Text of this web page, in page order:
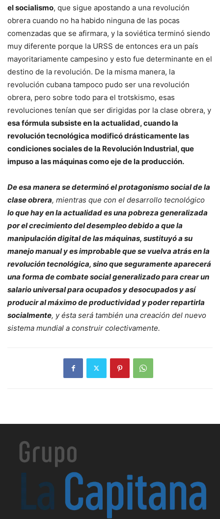
el socialismo, que sigue apostando a una revolución
obrera cuando no ha habido ninguna de las pocas
comenzadas que se afirmara, y la soviética terminó siendo
muy diferente porque la URSS de entonces era un país
mayoritariamente campesino y esto fue determinante en el
destino de la revolución. De la misma manera, la
revolución cubana tampoco pudo ser una revolución
obrera, pero sobre todo para el trotskismo, esas
revoluciones tenían que ser dirigidas por la clase obrera, y
esa fórmula subsiste en la actualidad, cuando la
revolución tecnológica modificó drásticamente las
condiciones sociales de la Revolución Industrial, que
impuso a las máquinas como eje de la producción.
De esa manera se determinó el protagonismo social de la
clase obrera, mientras que con el desarrollo tecnológico
lo que hay en la actualidad es una pobreza generalizada
por el crecimiento del desempleo debido a que la
manipulación digital de las máquinas, sustituyó a su
manejo manual y es improbable que se vuelva atrás en la
revolución tecnológica, sino que seguramente aparecerá
una forma de combate social generalizado para crear un
salario universal para ocupados y desocupados y así
producir al máximo de productividad y poder repartirla
socialmente, y ésta será también una creación del nuevo
sistema mundial a construir colectivamente.